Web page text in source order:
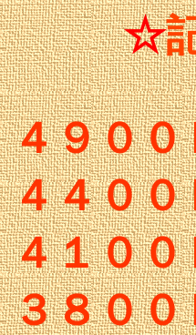
☆
４９０
４４０
４１０
３８０